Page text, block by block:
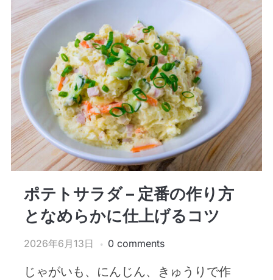
ポテトサラダ – 定番の作り方
となめらかに仕上げるコツ
2026年6月13日 0 comments
じゃがいも、にんじん、きゅうりで作